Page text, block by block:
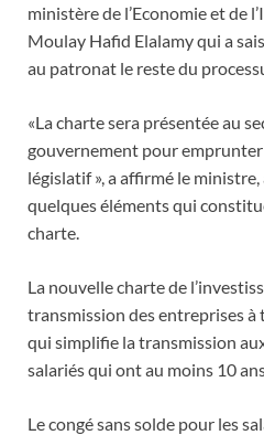
ministère de l’Economie et de
Moulay Hafid Elalamy qui a
au patronat le reste du
«La charte sera présentée au
gouvernement pour
législatif », a affirmé le
quelques éléments qui
charte.
La nouvelle charte de
transmission des entreprises à
qui simplifie la transmission
salariés qui ont au moins 10
Le congé sans solde pour les